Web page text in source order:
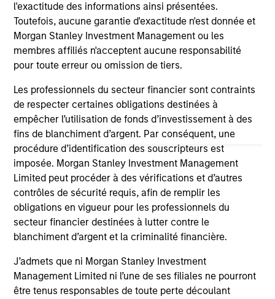
l'exactitude des informations ainsi présentées.
Toutefois, aucune garantie d'exactitude n'est donnée et
Morgan Stanley Investment Management ou les
membres affiliés n'acceptent aucune responsabilité
pour toute erreur ou omission de tiers.
Les professionnels du secteur financier sont contraints
de respecter certaines obligations destinées à
empêcher l’utilisation de fonds d’investissement à des
fins de blanchiment d’argent. Par conséquent, une
procédure d’identification des souscripteurs est
imposée. Morgan Stanley Investment Management
Limited peut procéder à des vérifications et d’autres
contrôles de sécurité requis, afin de remplir les
obligations en vigueur pour les professionnels du
secteur financier destinées à lutter contre le
blanchiment d’argent et la criminalité financière.
J’admets que ni Morgan Stanley Investment
Management Limited ni l’une de ses filiales ne pourront
être tenus responsables de toute perte découlant
ARTICLE
Sustainability Update
The Global Opportunity team shares its annual
sustainability update that discusses its HELP &
ACT framework within the investment process,
company engagement examples and the low
carbon profile of the portfolios.
17-FEB-2026